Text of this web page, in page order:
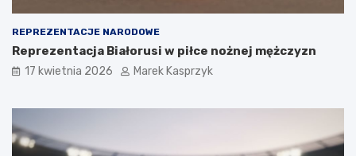
REPREZENTACJE NARODOWE
Reprezentacja Białorusi w piłce nożnej mężczyzn
17 kwietnia 2026 Marek Kasprzyk